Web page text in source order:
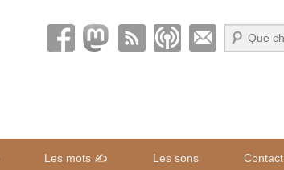
Recherche
Les mots ✍️ Les sons Contact